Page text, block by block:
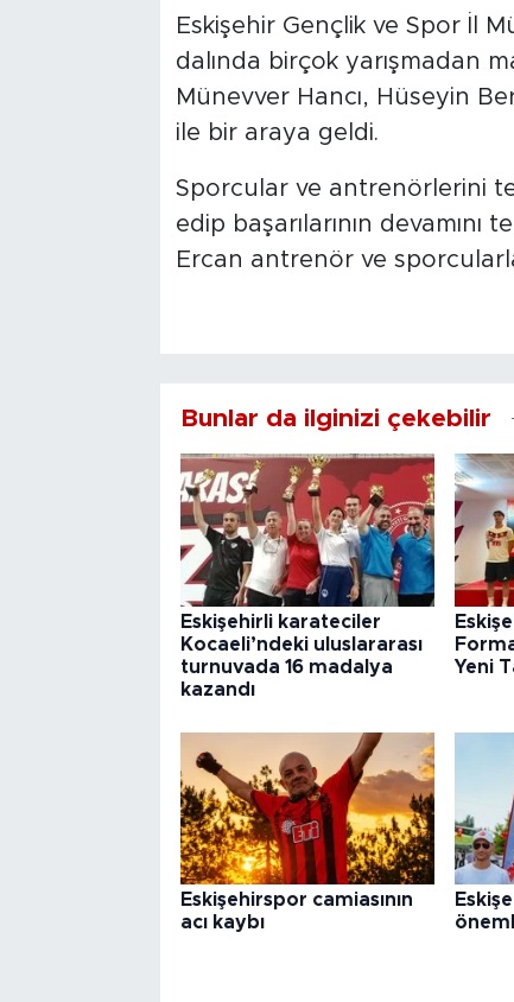
Eskişehir Gençlik ve Spor İl
dalında birçok yarışmadan
Münevver Hancı, Hüseyin
ile bir araya geldi.
Sporcular ve antrenörlerini
edip başarılarının
Ercan antrenör ve
Bunlar da ilginizi çekebilir
Eskişehirli karateciler
Kocaeli’ndeki uluslararası
turnuvada 16 madalya
kazandı
Yeni
Eskişehirspor camiasının
acı kaybı